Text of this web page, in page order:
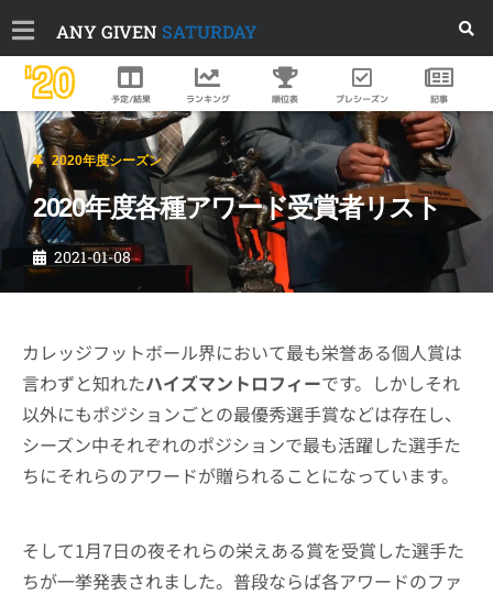
ANY GIVEN SATURDAY
'20 予定/結果 ランキング 順位表 プレシーズン 記事
2020年度シーズン
2020年度各種アワード受賞者リスト
2021-01-08
カレッジフットボール界において最も栄誉ある個人賞は
言わずと知れたハイズマントロフィーです。しかしそれ
以外にもポジションごとの最優秀選手賞などは存在し、
シーズン中それぞれのポジションで最も活躍した選手た
ちにそれらのアワードが贈られることになっています。
そして1月7日の夜それらの栄えある賞を受賞した選手た
ちが一挙発表されました。普段ならば各アワードのファ